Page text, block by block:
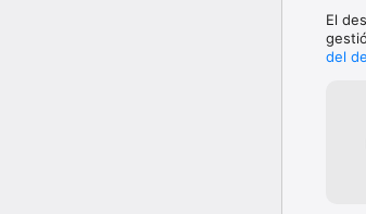
El
del